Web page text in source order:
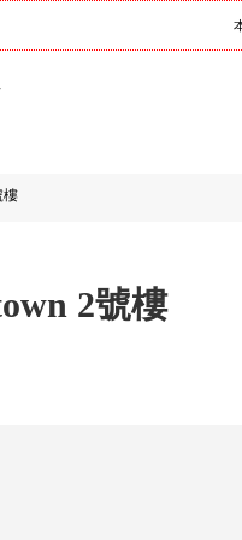
樓
2號樓